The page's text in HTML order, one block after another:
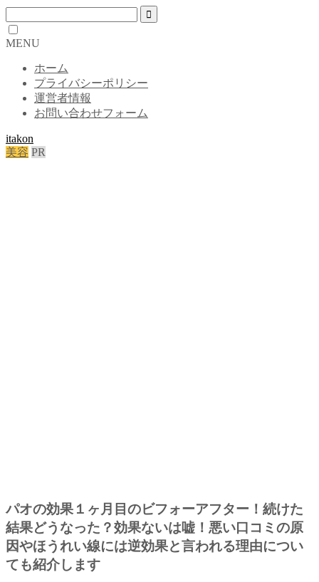
MENU
ホーム
プライバシーポリシー
運営者情報
お問い合わせフォーム
itakon
美容 PR
パオの効果１ヶ月目のビフォーアフター！続けた
結果どうなった？効果ないは嘘！悪い口コミの原
因やほうれい線には逆効果と言われる理由につい
ても紹介します